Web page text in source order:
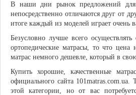
В наши дни рынок предложений для
непосредственно отличаются друг от
итоге каждый из моделей играет очень
Безусловно лучше всего
ортопедические матрасы, то что
матрас немного дешевле, который в
Купить хорошие, качественные
официального сайта
этой категории, но от вас